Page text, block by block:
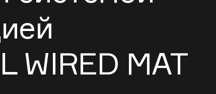
WIRED MAT